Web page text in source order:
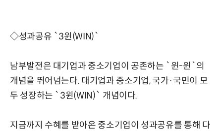
◇성과공유 `3윈(WIN)`
남부발전은 대기업과 중소기업이 공존하는 `윈-윈`의
개념을 뛰어넘는다. 대기업과 중소기업, 국가·국민이 모
두 성장하는 `3윈(WIN)` 개념이다.
지금까지 수혜를 받아온 중소기업이 성과공유를 통해 다